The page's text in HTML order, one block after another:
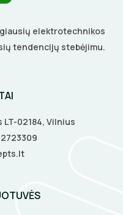
elektrotechnikos
tendencijų stebėjimu.
LT-02184, Vilnius